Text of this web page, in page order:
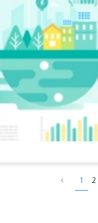
1 2